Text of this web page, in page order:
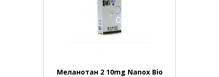
Меланотан 2 10mg Nanox Bio